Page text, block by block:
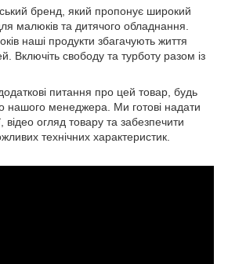
бренд, який пропонує широкий
малюків та дитячого обладнання.
наші продукти збагачують життя
Включіть свободу та турботу разом із
питання про цей товар, будь
нашого менеджера. Ми готові надати
відео огляд товару та забезпечити
технічних характеристик.